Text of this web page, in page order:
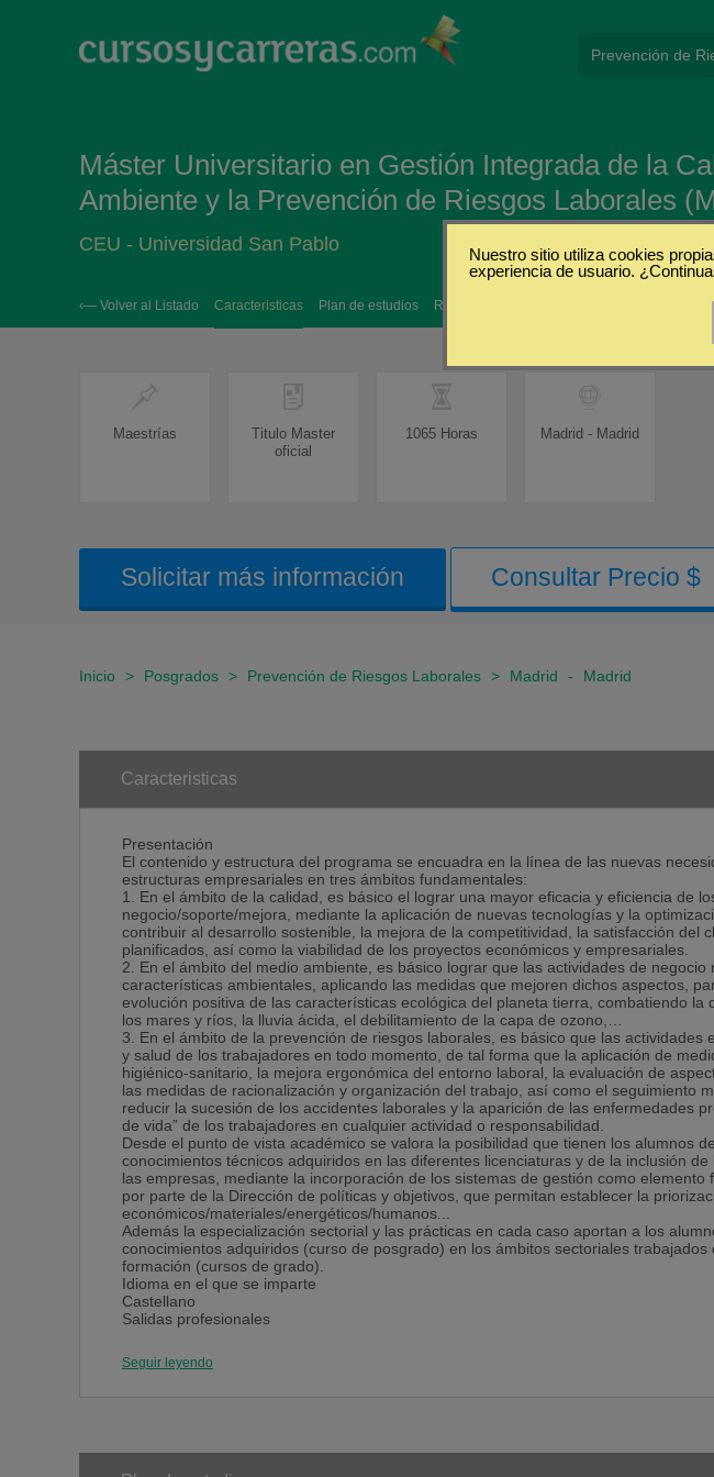
Máster Universitario en Gestión Integrada de la
Ambiente y la Prevención de Riesgos Laborales
CEU - Universidad San Pablo
‹— Volver al Listado Caracteristicas Plan de estudios Requisitos
Maestrías
Titulo Master
oficial
1065 Horas Madrid - Madrid
Solicitar más información Consultar Precio $
Inicio > Posgrados > Prevención de Riesgos Laborales > Madrid - Madrid
Caracteristicas
Presentación
El contenido y estructura del programa se encuadra en la línea de las nuevas
estructuras empresariales en tres ámbitos fundamentales:
1. En el ámbito de la calidad, es básico el lograr una mayor eficacia y eficiencia de
negocio/soporte/mejora, mediante la aplicación de nuevas tecnologías y la
contribuir al desarrollo sostenible, la mejora de la competitividad, la satisfacción del
planificados, así como la viabilidad de los proyectos económicos y empresariales.
2. En el ámbito del medio ambiente, es básico lograr que las actividades de negocio
características ambientales, aplicando las medidas que mejoren dichos aspectos,
evolución positiva de las características ecológica del planeta tierra, combatiendo la
los mares y ríos, la lluvia ácida, el debilitamiento de la capa de ozono,…
3. En el ámbito de la prevención de riesgos laborales, es básico que las actividades
y salud de los trabajadores en todo momento, de tal forma que la aplicación de
higiénico-sanitario, la mejora ergonómica del entorno laboral, la evaluación de
las medidas de racionalización y organización del trabajo, así como el seguimiento
reducir la sucesión de los accidentes laborales y la aparición de las enfermedades
de vida” de los trabajadores en cualquier actividad o responsabilidad.
Desde el punto de vista académico se valora la posibilidad que tienen los alumnos
conocimientos técnicos adquiridos en las diferentes licenciaturas y de la inclusión
las empresas, mediante la incorporación de los sistemas de gestión como
por parte de la Dirección de políticas y objetivos, que permitan establecer la
económicos/materiales/energéticos/humanos...
Además la especialización sectorial y las prácticas en cada caso aportan a los
conocimientos adquiridos (curso de posgrado) en los ámbitos sectoriales trabajados
formación (cursos de grado).
Idioma en el que se imparte
Castellano
Salidas profesionales
departamentos de calidad, prevención y medioambiente, así como servicios de
Los mismos patrocinadores y empresas donde se realizan prácticas absorben la
Seguir leyendo
Nuestro sitio utiliza cookies
experiencia de usuario.